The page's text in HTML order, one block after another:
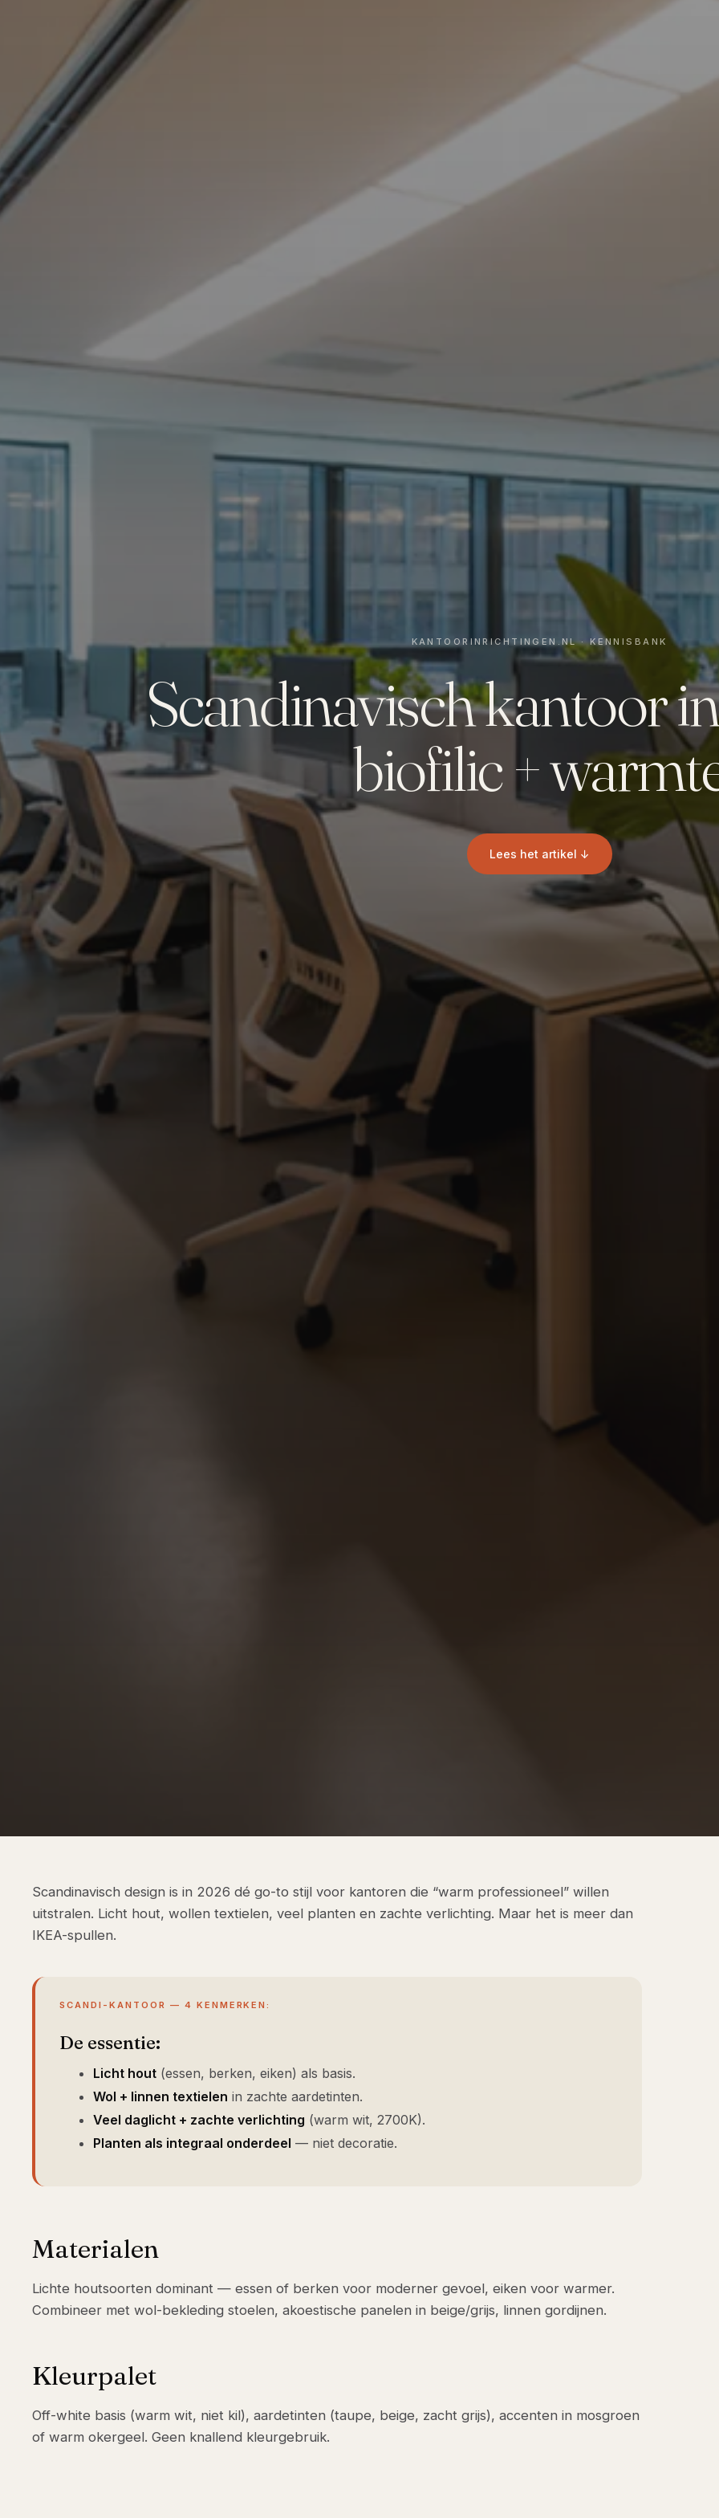
Scandinavisch kantoor
biofilic +
Scandinavisch design is in 2026 dé go-to stijl voor kantoren die “warm professioneel” willen
uitstralen. Licht hout, wollen textielen, veel planten en zachte verlichting. Maar het is meer dan
IKEA-spullen.
SCANDI-KANTOOR — 4 KENMERKEN:
De essentie:
Licht hout (essen, berken, eiken) als basis.
Wol + linnen textielen in zachte aardetinten.
Veel daglicht + zachte verlichting (warm wit, 2700K).
Planten als integraal onderdeel — niet decoratie.
Materialen
Lichte houtsoorten dominant — essen of berken voor moderner gevoel, eiken voor warmer.
Combineer met wol-bekleding stoelen, akoestische panelen in beige/grijs, linnen gordijnen.
Kleurpalet
Off-white basis (warm wit, niet kil), aardetinten (taupe, beige, zacht grijs), accenten in mosgroen
of warm okergeel. Geen knallend kleurgebruik.